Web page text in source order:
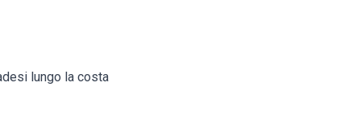
lungo la costa